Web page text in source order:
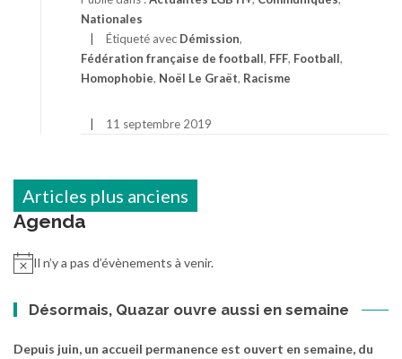
Nationales
Étiqueté avec Démission,
Fédération française de football, FFF, Football,
Homophobie, Noël Le Graët, Racisme
11 septembre 2019
Navigation
des
articles
Articles plus anciens
Agenda
Il n’y a pas d’évènements à venir.
Désormais, Quazar ouvre aussi en semaine
Depuis juin, un accueil permanence est ouvert en semaine, du